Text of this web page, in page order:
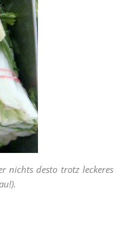
nichts desto trotz leckeres